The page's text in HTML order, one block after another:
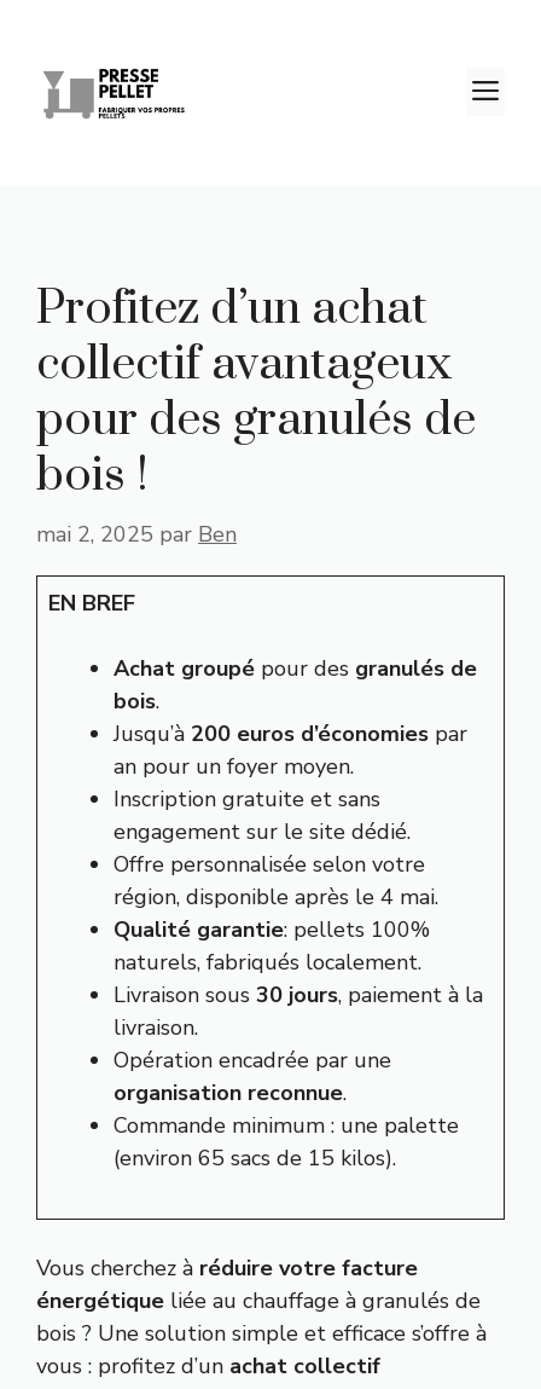
contenu
Profitez d’un achat
collectif avantageux
pour des granulés de
bois !
mai 2, 2025 par Ben
EN BREF
Achat groupé pour des granulés de
bois.
Jusqu’à 200 euros d’économies par
an pour un foyer moyen.
Inscription gratuite et sans
engagement sur le site dédié.
Offre personnalisée selon votre
région, disponible après le 4 mai.
Qualité garantie: pellets 100%
naturels, fabriqués localement.
Livraison sous 30 jours, paiement à la
livraison.
Opération encadrée par une
organisation reconnue.
Commande minimum : une palette
(environ 65 sacs de 15 kilos).
Vous cherchez à réduire votre facture
énergétique liée au chauffage à granulés de
bois ? Une solution simple et efficace s’offre à
vous : profitez d’un achat collectif